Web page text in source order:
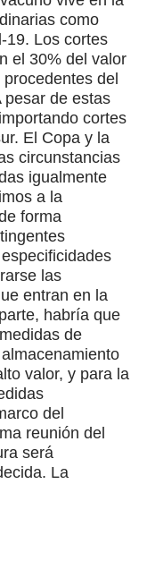
como
19. Los cortes
el 30% del valor
del
pesar de estas
cortes
El Copa y la
circunstancias
igualmente
a la
forma
las
entran en la
habría que
de
valor, y para la
del
reunión del
será
La